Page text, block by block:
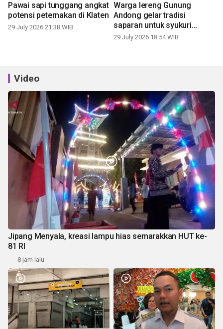
Pawai sapi tunggang angkat
potensi peternakan di Klaten
29 July 2026 21:38 WIB
Warga lereng Gunung
Andong gelar tradisi
saparan untuk syukuri
panen
29 July 2026 18:54 WIB
Video
Jipang Menyala, kreasi lampu hias semarakkan HUT ke-
81 RI
8 jam lalu